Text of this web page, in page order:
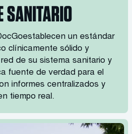
SANITARIO
un estándar
clínicamente sólido y
de su sistema sanitario y
fuente de verdad para el
informes centralizados y
tiempo real.